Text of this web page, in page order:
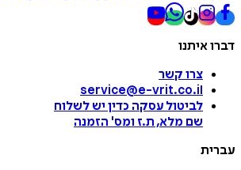
צרו קשר
service@e-vrit.co.il
לביטול עסקה כדין יש לשלוח
שם מלא, ת.ז ומס'הזמנה